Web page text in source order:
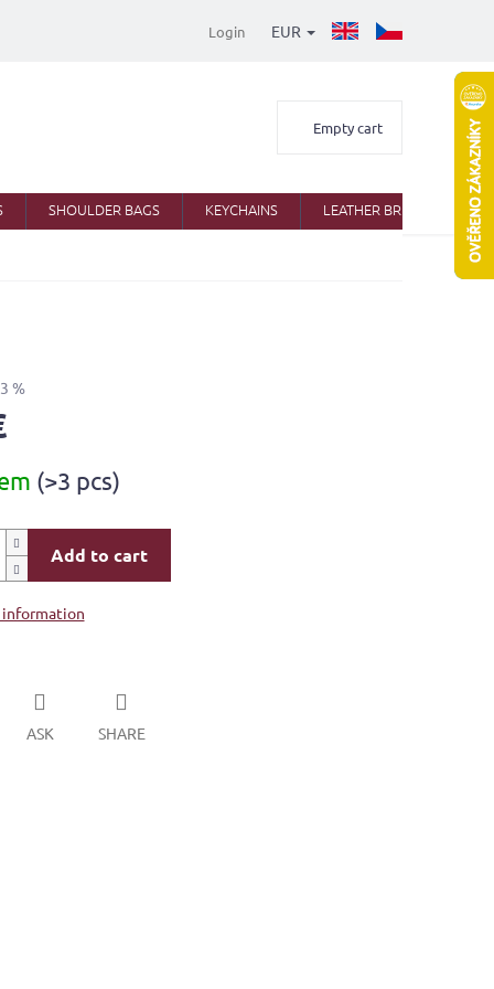
EUR
Login
Shopping
Empty cart
SHOULDER BAGS KEYCHAINS LEATHER BRIEFCASES
%
(>3 pcs)
Add to cart
ASK SHARE